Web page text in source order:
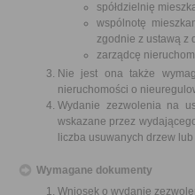
spółdzielnię
wspólnotę
zgodnie z ustawą z
zarządcę
Nie jest ona także
nieruchomości o
Wydanie zezwolenia na
wskazane przez
liczba usuwanych drzew
Wymagane dokumenty
Wniosek o wydanie